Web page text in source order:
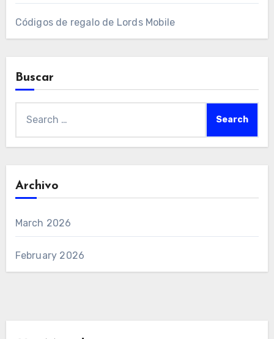
Códigos de regalo de Lords Mobile
Buscar
for:
Archivo
March 2026
February 2026